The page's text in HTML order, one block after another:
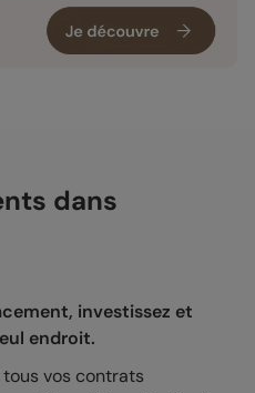
dans
investissez et
endroit.
vos contrats